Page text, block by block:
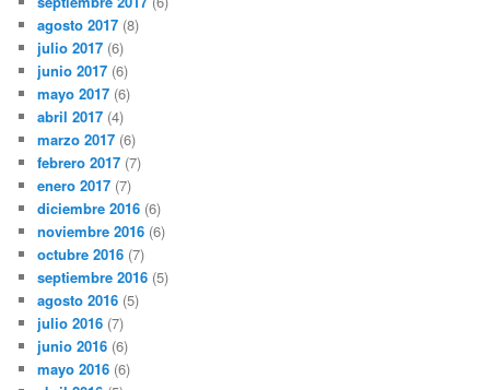
agosto 2017 (8)
julio 2017 (6)
junio 2017 (6)
mayo 2017 (6)
abril 2017 (4)
marzo 2017 (6)
febrero 2017 (7)
enero 2017 (7)
diciembre 2016 (6)
noviembre 2016 (6)
octubre 2016 (7)
septiembre 2016 (5)
agosto 2016 (5)
julio 2016 (7)
junio 2016 (6)
mayo 2016 (6)